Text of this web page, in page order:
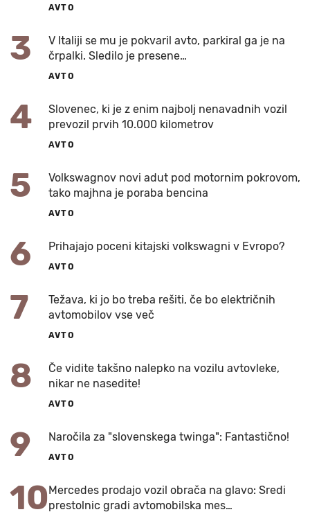
AVTO
3
V Italiji se mu je pokvaril avto, parkiral ga je na
črpalki. Sledilo je presene…
AVTO
4
Slovenec, ki je z enim najbolj nenavadnih vozil
prevozil prvih 10.000 kilometrov
AVTO
5
Volkswagnov novi adut pod motornim pokrovom,
tako majhna je poraba bencina
AVTO
6 Prihajajo poceni kitajski volkswagni v Evropo?
AVTO
7
Težava, ki jo bo treba rešiti, če bo električnih
avtomobilov vse več
AVTO
8
Če vidite takšno nalepko na vozilu avtovleke,
nikar ne nasedite!
AVTO
9 Naročila za "slovenskega twinga": Fantastično!
AVTO
10Mercedes prodajo vozil obrača na glavo: Sredi
prestolnic gradi avtomobilska mes…